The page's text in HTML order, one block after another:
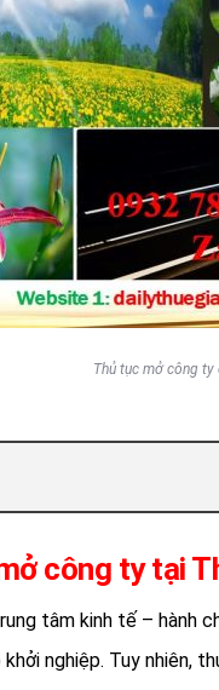
Thủ tục mở công ty
công ty tại
tâm kinh tế – hành
nghiệp. Tuy nhiên,